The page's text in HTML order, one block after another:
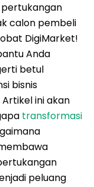
calon pembeli
DigiMarket!
Anda
betul
bisnis
ini akan
transformasi
peluang